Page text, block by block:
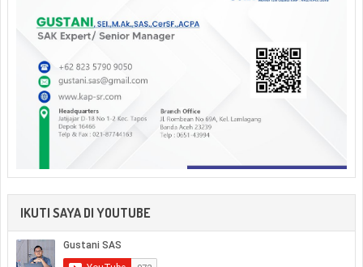
IKUTI SAYA DI YOUTUBE